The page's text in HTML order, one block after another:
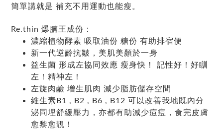
簡單講就是 補充不⽤運動也能瘦。
Re.thin 爆腩王成份：
濃縮植物酵素 吸取油份 糖份 有助排宿便
新⼀代逆齡抗皺，美肌美顏於⼀身
益⽣菌 形成左協同效應 瘦⾝快！ 記性好！好瞓
左！精神左！
左旋⾁鹼 增⽣肌⾁ 減少脂肪儲存空間
維⽣素B1 , B2 , B6 , B12 可以改善我地既內分
泌同埋舒緩壓⼒，亦都有助減少痘痘，食完⽪膚
愈黎愈靚！